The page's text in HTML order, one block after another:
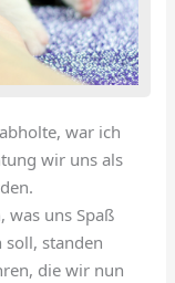
war ich
wir uns als
was uns Spaß
standen
die wir nun